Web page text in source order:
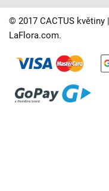
Často kladené dotazy
Časy doručení květin –
Svatební floristika
Naše květinářství
Ceny za doručení
O nás
Cookies
Kontakt
© 2017 CACTUS květiny
LaFlora.com.